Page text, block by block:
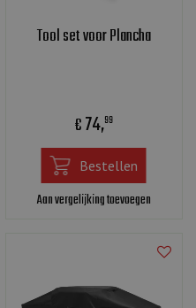
Tool set voor Plancha
€74,99
Bestellen
Aan vergelijking toevoegen